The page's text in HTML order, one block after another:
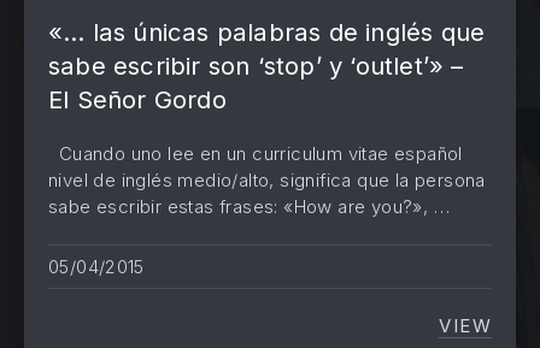
«… las únicas palabras de inglés que
sabe escribir son ‘stop’ y ‘outlet’» –
El Señor Gordo
Cuando uno lee en un curriculum vitae español
nivel de inglés medio/alto, significa que la persona
sabe escribir estas frases: «How are you?», …
05/04/2015
VIEW«… LAS
PREVIOUS